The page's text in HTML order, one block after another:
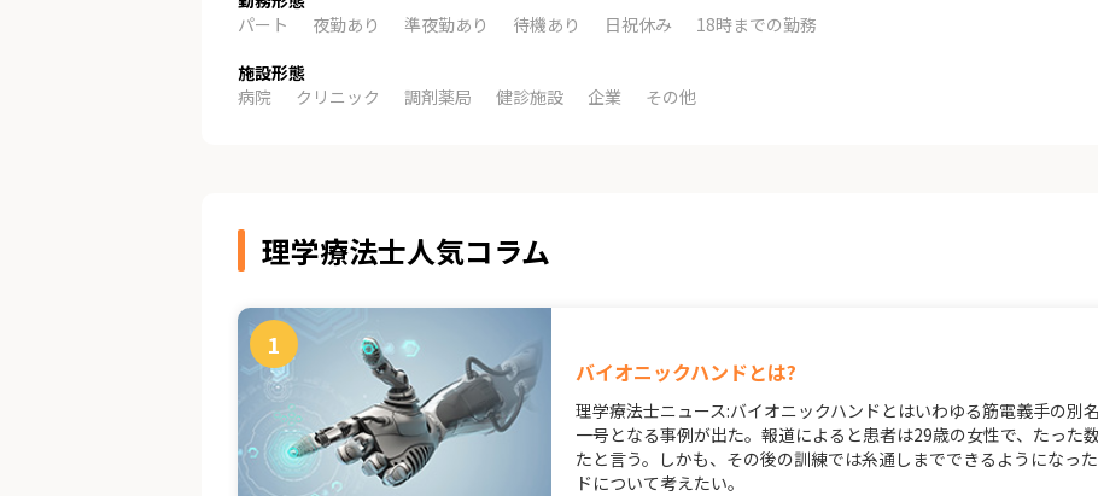
パート
夜勤あり 準夜勤あり 待機あり 日祝休み
18時までの勤務
施設形態
病院
クリニック 調剤薬局 健診施設 企業 その他
理学療法士人気コラム
バイオニックハンドとは?
理学療法士ニュース:バイオニックハンドとはいわゆる筋電義手の別
一号となる事例が出た。報道によると患者は29歳の女性で、たった
たと言う。しかも、その後の訓練では糸通しまでできるようになっ
ドについて考えたい。